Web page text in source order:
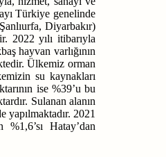
Türkiye genelinde
Diyarbakır)
2022 yılı itibarıyla
hayvan varlığının
Ülkemiz orman
su kaynakları
ise %39’u bu
Sulanan alanın
yapılmaktadır. 2021
Hatay’dan